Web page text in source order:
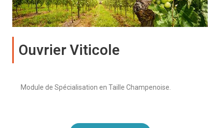
Ouvrier Viticole
Module de Spécialisation en Taille Champenoise.